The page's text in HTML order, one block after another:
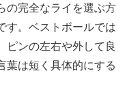
の完全なライを選ぶ方
す。ベストボールでは
ピンの左右や外して良
葉は短く具体的にする